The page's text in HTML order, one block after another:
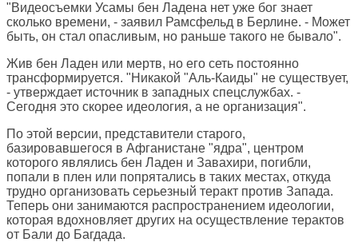
"Видеосъемки Усамы бен Ладена нет уже бог знает
сколько времени, - заявил Рамсфельд в Берлине. - Может
быть, он стал опасливым, но раньше такого не бывало".
Жив бен Ладен или мертв, но его сеть постоянно
трансформируется. "Никакой "Аль-Каиды" не существует,
- утверждает источник в западных спецслужбах. -
Сегодня это скорее идеология, а не организация".
По этой версии, представители старого,
базировавшегося в Афганистане "ядра", центром
которого являлись бен Ладен и Завахири, погибли,
попали в плен или попрятались в таких местах, откуда
трудно организовать серьезный теракт против Запада.
Теперь они занимаются распространением идеологии,
которая вдохновляет других на осуществление терактов
от Бали до Багдада.